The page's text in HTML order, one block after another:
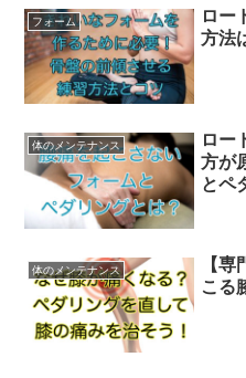
フォーム
ロー
方法
体のメンテナンス
ロー
方が
とペ
体のメンテナンス
【
こる